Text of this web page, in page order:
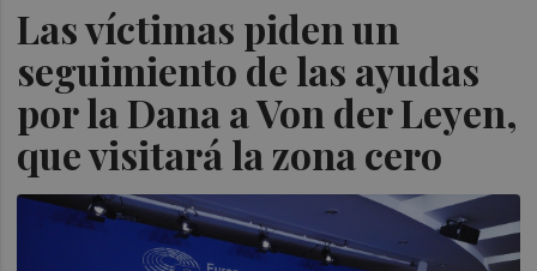
Las víctimas piden un
seguimiento de las ayudas
por la Dana a Von der Leyen,
que visitará la zona cero